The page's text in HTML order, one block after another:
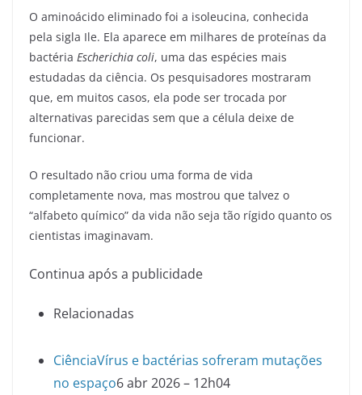
O aminoácido eliminado foi a isoleucina, conhecida
pela sigla Ile. Ela aparece em milhares de proteínas da
bactéria Escherichia coli, uma das espécies mais
estudadas da ciência. Os pesquisadores mostraram
que, em muitos casos, ela pode ser trocada por
alternativas parecidas sem que a célula deixe de
funcionar.
O resultado não criou uma forma de vida
completamente nova, mas mostrou que talvez o
“alfabeto químico” da vida não seja tão rígido quanto os
cientistas imaginavam.
Continua após a publicidade
Relacionadas
CiênciaVírus e bactérias sofreram mutações
no espaço6 abr 2026 – 12h04